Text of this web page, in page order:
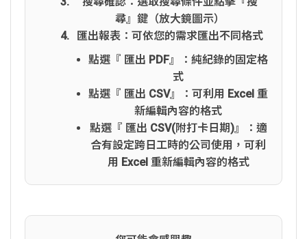
尋』鍵（放大鏡圖示）
匯出報表：可依您的需求匯出不同格式
點選『 匯出 PDF』：純紀錄的固定格
式
點選『 匯出 CSV』：可利用 Excel 重
新編輯內容的格式
點選『 匯出 CSV(附打卡日期)』：適
合有設定跨日工時的公司使用，可利
用 Excel 重新編輯內容的格式